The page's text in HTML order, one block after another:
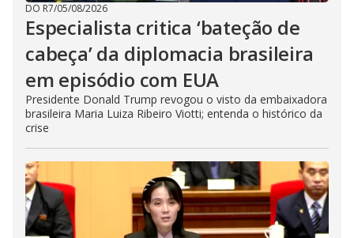
DO R7/05/08/2026
Especialista critica ‘bateção de
cabeça’ da diplomacia brasileira
em episódio com EUA
Presidente Donald Trump revogou o visto da embaixadora
brasileira Maria Luiza Ribeiro Viotti; entenda o histórico da
crise